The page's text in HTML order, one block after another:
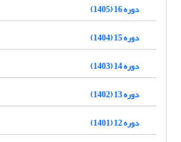
دوره 16 (1405)
دوره 15 (1404)
دوره 14 (1403)
دوره 13 (1402)
دوره 12 (1401)